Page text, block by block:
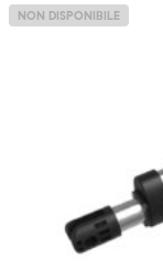
NON DISPONIBILE